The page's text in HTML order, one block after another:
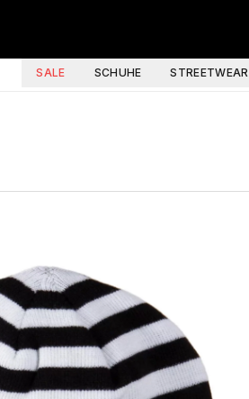
SALE SCHUHE STREETWEAR